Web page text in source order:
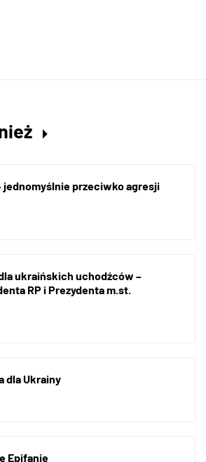
jednomyślnie przeciwko agresji
ukraińskich uchodźców –
RP i Prezydenta m.st.
dla Ukrainy
Epifanie